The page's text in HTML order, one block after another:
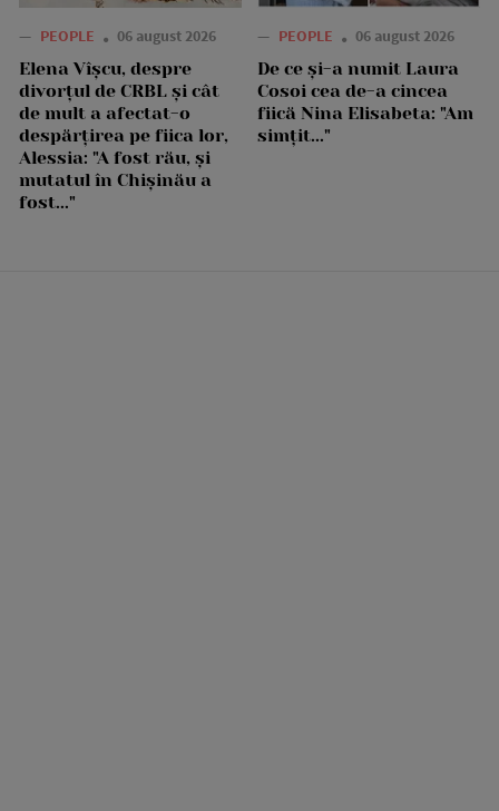
— PEOPLE 06 august 2026
Elena Vîșcu, despre
divorțul de CRBL și cât
de mult a afectat-o
despărțirea pe fiica lor,
Alessia: "A fost rău, și
mutatul în Chișinău a
fost..."
— PEOPLE 06 august 2026
De ce și-a numit Laura
Cosoi cea de-a cincea
fiică Nina Elisabeta: "Am
simțit..."